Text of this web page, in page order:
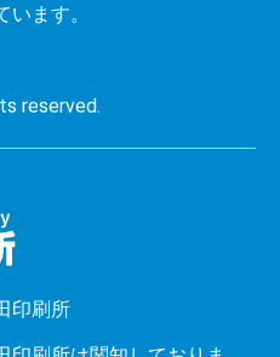
ます。
reserved.
印刷所